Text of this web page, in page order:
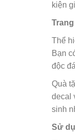
kiện
Thể
Bạn
độc
Quà
decal
sinh
Sử